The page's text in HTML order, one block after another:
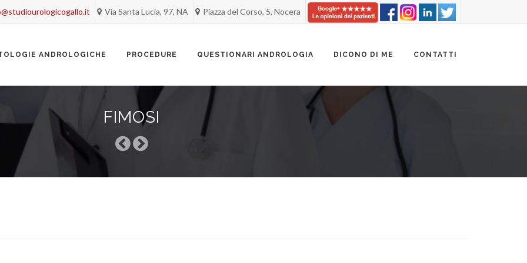
Via Santa Lucia, 97, NA
Piazza del Corso, 5, Nocera
ANDROLOGICHE PROCEDURE QUESTIONARI ANDROLOGIA DICONO DI ME CONTATTI
FIMOSI